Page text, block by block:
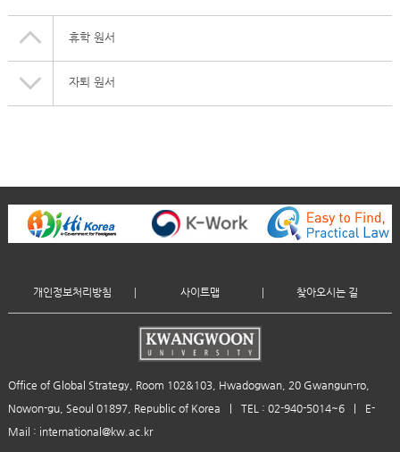
휴학 원서
자퇴 원서
개인정보처리방침 사이트맵 찾아오시는 길
Office of Global Strategy, Room 102&103, Hwadogwan, 20 Gwangun-ro,
Nowon-gu, Seoul 01897, Republic of Korea
TEL : 02-940-5014~6
E-
Mail : international@kw.ac.kr